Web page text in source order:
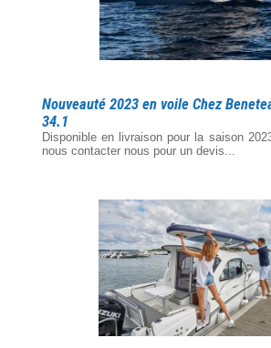
Nouveauté 2023 en voile Chez
34.1
Disponible en livraison pour la saison
nous contacter nous pour un devis...